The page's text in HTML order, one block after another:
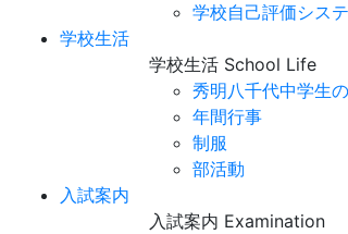
学校自己評価シス
学校生活
学校生活 School Life
秀明八千代中学生
年間行事
制服
部活動
入試案内
入試案内 Examination